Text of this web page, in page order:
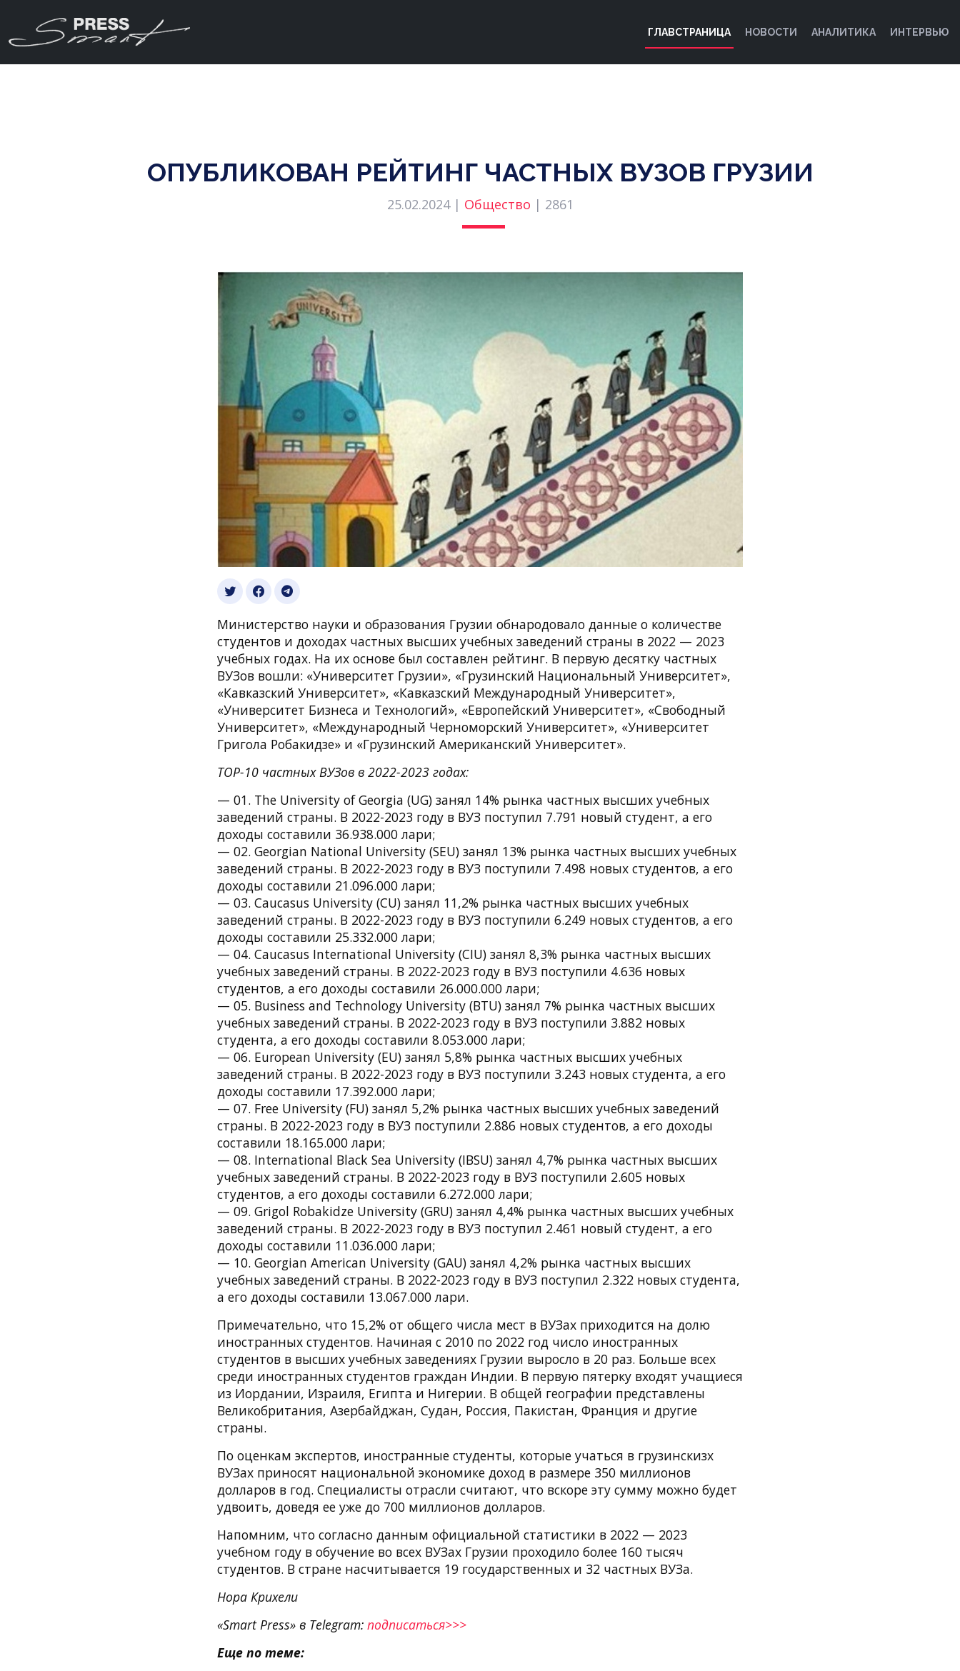
ГЛАВСТРАНИЦА НОВОСТИ АНАЛИТИКА ИНТЕРВЬЮ
ОПУБЛИКОВАН РЕЙТИНГ ЧАСТНЫХ ВУЗОВ ГРУЗИИ
25.02.2024 | Общество | 2861
Министерство науки и образования Грузии обнародовало данные о количестве
студентов и доходах частных высших учебных заведений страны в 2022 — 2023
учебных годах. На их основе был составлен рейтинг. В первую десятку частных
ВУЗов вошли: «Университет Грузии», «Грузинский Национальный Университет»,
«Кавказский Университет», «Кавказский Международный Университет»,
«Университет Бизнеса и Технологий», «Европейский Университет», «Свободный
Университет», «Международный Черноморский Университет», «Университет
Григола Робакидзе» и «Грузинский Американский Университет».
TOP-10 частных ВУЗов в 2022-2023 годах:
— 01. The University of Georgia (UG) занял 14% рынка частных высших учебных
заведений страны. В 2022-2023 году в ВУЗ поступил 7.791 новый студент, а его
доходы составили 36.938.000 лари;
— 02. Georgian National University (SEU) занял 13% рынка частных высших учебных
заведений страны. В 2022-2023 году в ВУЗ поступили 7.498 новых студентов, а его
доходы составили 21.096.000 лари;
— 03. Caucasus University (CU) занял 11,2% рынка частных высших учебных
заведений страны. В 2022-2023 году в ВУЗ поступили 6.249 новых студентов, а его
доходы составили 25.332.000 лари;
— 04. Caucasus International University (CIU) занял 8,3% рынка частных высших
учебных заведений страны. В 2022-2023 году в ВУЗ поступили 4.636 новых
студентов, а его доходы составили 26.000.000 лари;
— 05. Business and Technology University (BTU) занял 7% рынка частных высших
учебных заведений страны. В 2022-2023 году в ВУЗ поступили 3.882 новых
студента, а его доходы составили 8.053.000 лари;
— 06. European University (EU) занял 5,8% рынка частных высших учебных
заведений страны. В 2022-2023 году в ВУЗ поступили 3.243 новых студента, а его
доходы составили 17.392.000 лари;
— 07. Free University (FU) занял 5,2% рынка частных высших учебных заведений
страны. В 2022-2023 году в ВУЗ поступили 2.886 новых студентов, а его доходы
составили 18.165.000 лари;
— 08. International Black Sea University (IBSU) занял 4,7% рынка частных высших
учебных заведений страны. В 2022-2023 году в ВУЗ поступили 2.605 новых
студентов, а его доходы составили 6.272.000 лари;
— 09. Grigol Robakidze University (GRU) занял 4,4% рынка частных высших учебных
заведений страны. В 2022-2023 году в ВУЗ поступил 2.461 новый студент, а его
доходы составили 11.036.000 лари;
— 10. Georgian American University (GAU) занял 4,2% рынка частных высших
учебных заведений страны. В 2022-2023 году в ВУЗ поступил 2.322 новых студента,
а его доходы составили 13.067.000 лари.
Примечательно, что 15,2% от общего числа мест в ВУЗах приходится на долю
иностранных студентов. Начиная с 2010 по 2022 год число иностранных
студентов в высших учебных заведениях Грузии выросло в 20 раз. Больше всех
среди иностранных студентов граждан Индии. В первую пятерку входят учащиеся
из Иордании, Израиля, Египта и Нигерии. В общей географии представлены
Великобритания, Азербайджан, Судан, Россия, Пакистан, Франция и другие
страны.
По оценкам экспертов, иностранные студенты, которые учаться в грузинскизх
ВУЗах приносят национальной экономике доход в размере 350 миллионов
долларов в год. Специалисты отрасли считают, что вскоре эту сумму можно будет
удвоить, доведя ее уже до 700 миллионов долларов.
Напомним, что согласно данным официальной статистики в 2022 — 2023
учебном году в обучение во всех ВУЗах Грузии проходило более 160 тысяч
студентов. В стране насчитывается 19 государственных и 32 частных ВУЗа.
Нора Крихели
«Smart Press» в Telegram: подписаться>>>
Еще по теме: